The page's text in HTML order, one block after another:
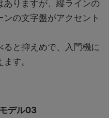
ありますが、縦ラインの
の文字盤がアクセント
と抑えめで、入門機に
す。
デル03